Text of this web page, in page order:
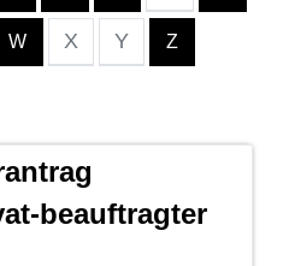
W X Y Z
beauftragter